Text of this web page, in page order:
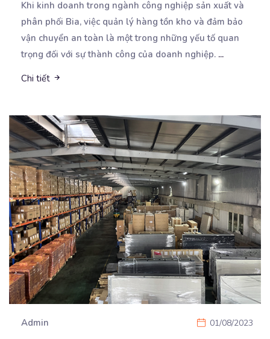
Khi kinh doanh trong ngành công nghiệp sản xuất và
phân phối Bia, việc quản lý hàng tồn kho và đảm bảo
vận chuyển an toàn là một trong những yếu tố quan
trọng đối với sự thành công của doanh nghiệp. ...
Chi tiết
Admin 01/08/2023